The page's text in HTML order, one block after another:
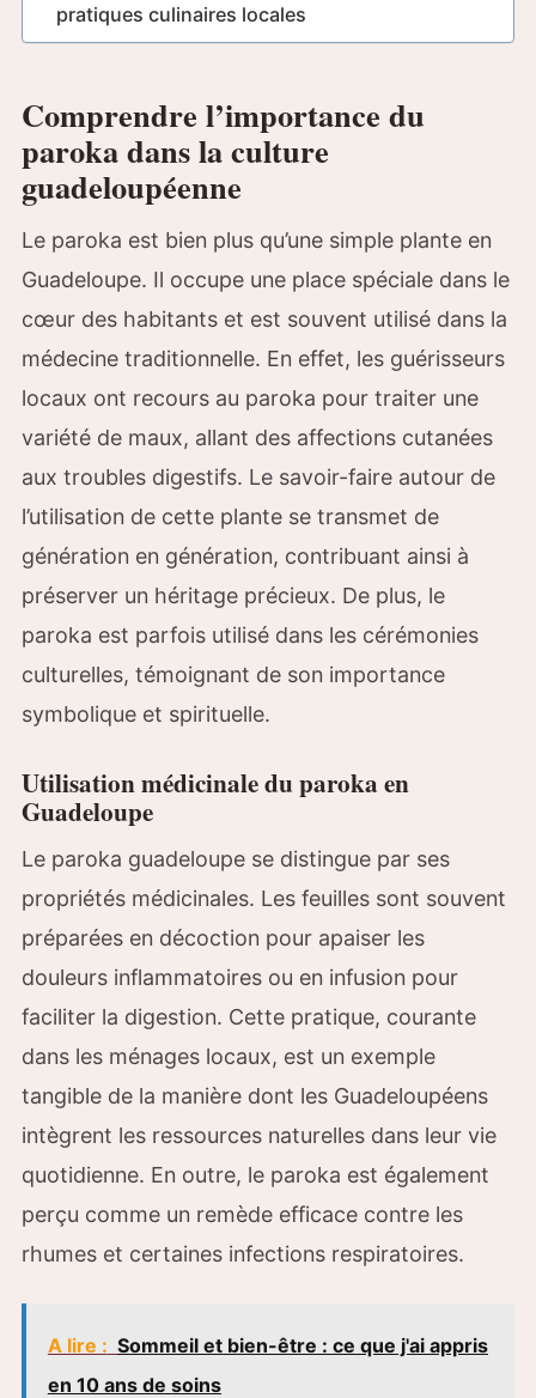
pratiques culinaires locales
Comprendre l’importance du
paroka dans la culture
guadeloupéenne
Le paroka est bien plus qu’une simple plante en
Guadeloupe. Il occupe une place spéciale dans le
cœur des habitants et est souvent utilisé dans la
médecine traditionnelle. En effet, les guérisseurs
locaux ont recours au paroka pour traiter une
variété de maux, allant des affections cutanées
aux troubles digestifs. Le savoir-faire autour de
l’utilisation de cette plante se transmet de
génération en génération, contribuant ainsi à
préserver un héritage précieux. De plus, le
paroka est parfois utilisé dans les cérémonies
culturelles, témoignant de son importance
symbolique et spirituelle.
Utilisation médicinale du paroka en
Guadeloupe
Le paroka guadeloupe se distingue par ses
propriétés médicinales. Les feuilles sont souvent
préparées en décoction pour apaiser les
douleurs inflammatoires ou en infusion pour
faciliter la digestion. Cette pratique, courante
dans les ménages locaux, est un exemple
tangible de la manière dont les Guadeloupéens
intègrent les ressources naturelles dans leur vie
quotidienne. En outre, le paroka est également
perçu comme un remède efficace contre les
rhumes et certaines infections respiratoires.
A lire : Sommeil et bien-être : ce que j'ai appris
en 10 ans de soins